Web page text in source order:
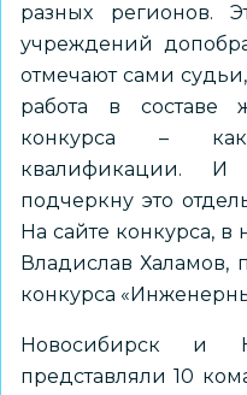
разных регионов.
учреждений
отмечают сами
работа в составе
конкурса –
квалификации.
подчеркну это
На сайте конкурса, в
Владислав Халамов,
конкурса
Новосибирск и
представляли 10